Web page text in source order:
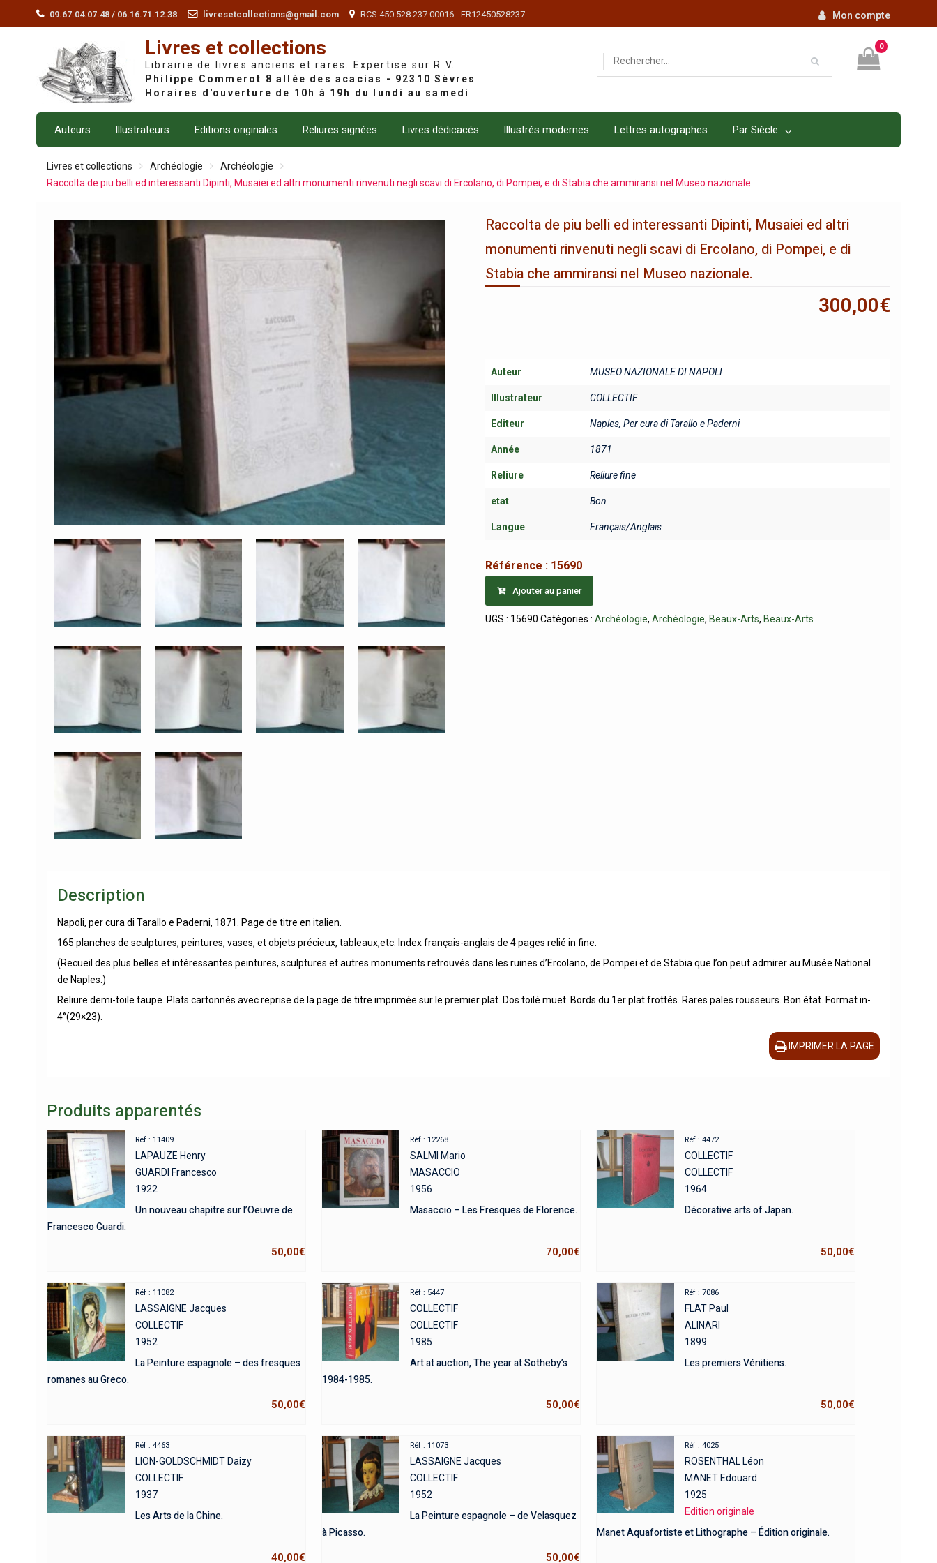
09.67.04.07.48 / 06.16.71.12.38 livresetcollections@gmail.com RCS 450 528 237 00016 - FR12450528237 Mon compte
Livres et collections
Librairie de livres anciens et rares. Expertise sur R.V.
0
Auteurs Illustrateurs Editions originales Reliures signées Livres dédicacés Illustrés modernes Lettres autographes Par Siècle
Livres et collections Archéologie
Archéologie
Raccolta de piu belli ed interessanti Dipinti, Musaiei ed altri monumenti rinvenuti negli scavi di Ercolano, di Pompei, e di Stabia che ammiransi nel Museo nazionale.
Raccolta de piu belli ed interessanti Dipinti, Musaiei ed altri
monumenti rinvenuti negli scavi di Ercolano, di Pompei, e di
Stabia che ammiransi nel Museo nazionale.
300,00€
Auteur MUSEO NAZIONALE DI NAPOLI
Illustrateur COLLECTIF
Editeur Naples, Per cura di Tarallo e Paderni
Année 1871
Reliure Reliure fine
etat Bon
Langue Français/Anglais
Référence : 15690
Ajouter au panier
UGS : 15690 Catégories :Archéologie,Archéologie, Beaux-Arts, Beaux-Arts
Description
Napoli, per cura di Tarallo e Paderni, 1871. Page de titre en italien.
165 planches de sculptures, peintures, vases, et objets précieux, tableaux,etc. Index français-anglais de 4 pages relié in fine.
(Recueil des plus belles et intéressantes peintures, sculptures et autres monuments retrouvés dans les ruines d’Ercolano, de Pompei et de Stabia que l’on peut admirer au Musée National
de Naples.)
Reliure demi-toile taupe. Plats cartonnés avec reprise de la page de titre imprimée sur le premier plat. Dos toilé muet. Bords du 1er plat frottés. Rares pales rousseurs. Bon état. Format in-
4°(29×23).
IMPRIMER LA PAGE
Produits apparentés
Réf : 11409
LAPAUZE Henry
GUARDI Francesco
1922
Un nouveau chapitre sur l’Oeuvre de
Francesco Guardi.
50,00€
Réf : 12268
SALMI Mario
MASACCIO
1956
Masaccio – Les Fresques de Florence.
70,00€
Réf : 4472
COLLECTIF
COLLECTIF
1964
Décorative arts of Japan.
50,00€
Réf : 11082
LASSAIGNE Jacques
COLLECTIF
1952
La Peinture espagnole – des fresques
romanes au Greco.
50,00€
Réf : 5447
COLLECTIF
COLLECTIF
1985
Art at auction, The year at Sotheby’s
1984-1985.
50,00€
Réf : 7086
FLAT Paul
ALINARI
1899
Les premiers Vénitiens.
50,00€
Réf : 4463
LION-GOLDSCHMIDT Daizy
COLLECTIF
1937
Les Arts de la Chine.
40,00€
Réf : 11073
LASSAIGNE Jacques
COLLECTIF
1952
La Peinture espagnole – de Velasquez
à Picasso.
50,00€
Réf : 4025
ROSENTHAL Léon
MANET Edouard
1925
Edition originale
Manet Aquafortiste et Lithographe – Édition originale.